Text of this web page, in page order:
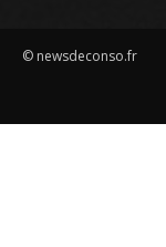
© newsdeconso.fr